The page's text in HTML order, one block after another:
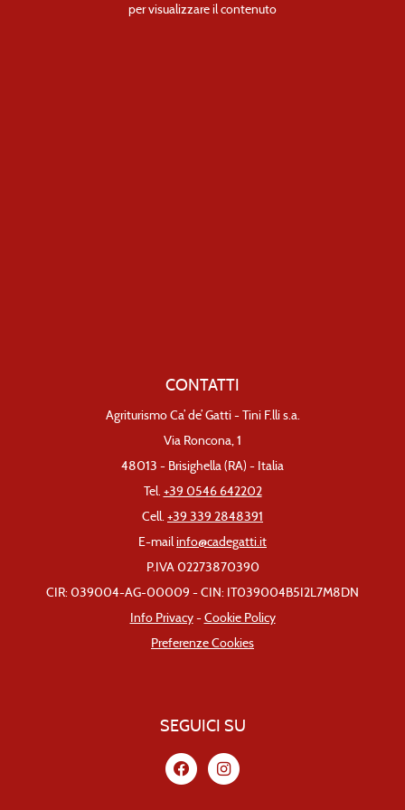
per visualizzare il contenuto
CONTATTI
Agriturismo Ca’ de’ Gatti - Tini F.lli s.a.
Via Roncona, 1
48013 - Brisighella (RA) - Italia
Tel. +39 0546 642202
Cell. +39 339 2848391
E-mailinfo@cadegatti.it
P.IVA 02273870390
CIR: 039004-AG-00009 - CIN: IT039004B5I2L7M8DN
Info Privacy-Cookie Policy
Preferenze Cookies
SEGUICI SU